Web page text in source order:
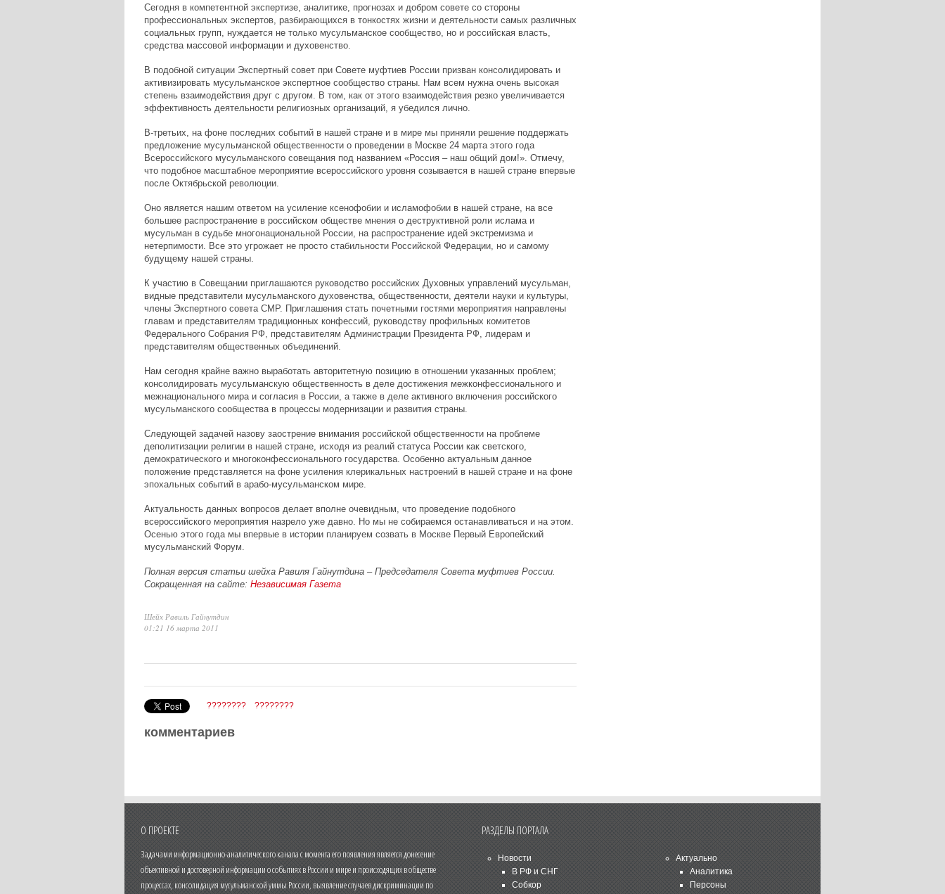
Сегодня в компетентной экспертизе, аналитике, прогнозах и добром совете со стороны
профессиональных экспертов, разбирающихся в тонкостях жизни и деятельности самых различных
социальных групп, нуждается не только мусульманское сообщество, но и российская власть,
средства массовой информации и духовенство.
В подобной ситуации Экспертный совет при Совете муфтиев России призван консолидировать и
активизировать мусульманское экспертное сообщество страны. Нам всем нужна очень высокая
степень взаимодействия друг с другом. В том, как от этого взаимодействия резко увеличивается
эффективность деятельности религиозных организаций, я убедился лично.
В-третьих, на фоне последних событий в нашей стране и в мире мы приняли решение поддержать
предложение мусульманской общественности о проведении в Москве 24 марта этого года
Всероссийского мусульманского совещания под названием «Россия – наш общий дом!». Отмечу,
что подобное масштабное мероприятие всероссийского уровня созывается в нашей стране впервые
после Октябрьской революции.
Оно является нашим ответом на усиление ксенофобии и исламофобии в нашей стране, на все
большее распространение в российском обществе мнения о деструктивной роли ислама и
мусульман в судьбе многонациональной России, на распространение идей экстремизма и
нетерпимости. Все это угрожает не просто стабильности Российской Федерации, но и самому
будущему нашей страны.
К участию в Совещании приглашаются руководство российских Духовных управлений мусульман,
видные представители мусульманского духовенства, общественности, деятели науки и культуры,
члены Экспертного совета СМР. Приглашения стать почетными гостями мероприятия направлены
главам и представителям традиционных конфессий, руководству профильных комитетов
Федерального Собрания РФ, представителям Администрации Президента РФ, лидерам и
представителям общественных объединений.
Нам сегодня крайне важно выработать авторитетную позицию в отношении указанных проблем;
консолидировать мусульманскую общественность в деле достижения межконфессионального и
межнационального мира и согласия в России, а также в деле активного включения российского
мусульманского сообщества в процессы модернизации и развития страны.
Следующей задачей назову заострение внимания российской общественности на проблеме
деполитизации религии в нашей стране, исходя из реалий статуса России как светского,
демократического и многоконфессионального государства. Особенно актуальным данное
положение представляется на фоне усиления клерикальных настроений в нашей стране и на фоне
эпохальных событий в арабо-мусульманском мире.
Актуальность данных вопросов делает вполне очевидным, что проведение подобного
всероссийского мероприятия назрело уже давно. Но мы не собираемся останавливаться и на этом.
Осенью этого года мы впервые в истории планируем созвать в Москве Первый Европейский
мусульманский Форум.
Полная версия статьи шейха Равиля Гайнутдина – Председателя Совета муфтиев России.
Сокращенная на сайте: Независимая Газета
Шейх Равиль Гайнутдин
01:21 16 марта 2011
???????? ????????
комментариев
О ПРОЕКТЕ
Задачами информационно-аналитического канала с момента его появления является донесение
объективной и достоверной информации о событиях в России и мире и происходящих в обществе
процессах, консолидация мусульманской уммы России, выявление случаев дискриминации по
РАЗДЕЛЫ ПОРТАЛА
Новости
В РФ и СНГ
Собкор
Актуально
Аналитика
Персоны